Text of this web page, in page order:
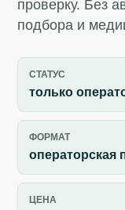
проверку. Без
подбора и
СТАТУС
только
ФОРМАТ
операторская
ЦЕНА